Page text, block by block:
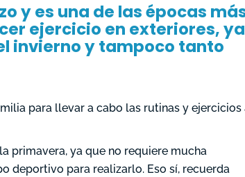
y es una de las épocas
ejercicio en exteriores, ya
invierno y tampoco tanto
para llevar a cabo las rutinas y ejercicios
primavera, ya que no requiere mucha
deportivo para realizarlo. Eso sí, recuerda